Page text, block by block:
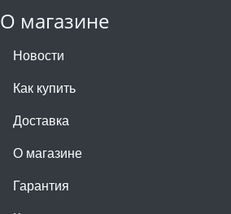
О магазине
Новости
Как купить
Доставка
О магазине
Гарантия